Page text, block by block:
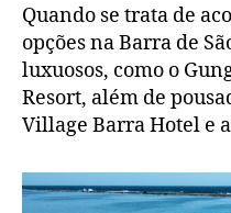
Quando se trata de
opções na Barra de
luxuosos, como o
Resort, além de
Village Barra Hotel e